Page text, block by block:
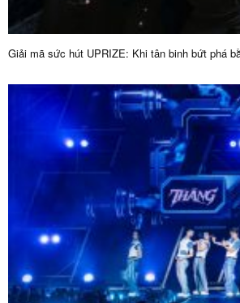
Giải mã sức hút UPRIZE: Khi tân binh bứt phá